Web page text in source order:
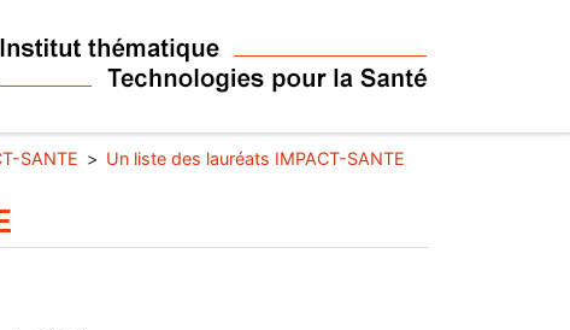
SANTE Un liste des lauréats IMPACT-SANTE